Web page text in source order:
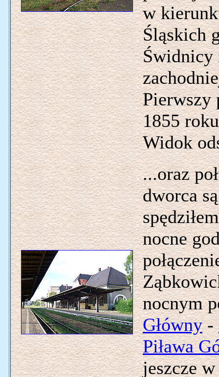
w
Śląskich
Świdnicy
Pierwszy
1855
Widok
...oraz
dworca
nocne
nocnym
Główny-
Piława
jeszcze